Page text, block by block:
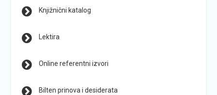
Knjižnični katalog
Lektira
Online referentni izvori
Bilten prinova i desiderata